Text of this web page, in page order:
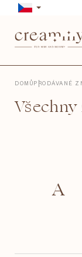
Přejít
DOMŮPRODÁVANÉ
A